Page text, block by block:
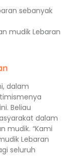
sebanyak
mudik Lebaran
dalam
Beliau
dalam
mudik. “Kami
Lebaran
seluruh